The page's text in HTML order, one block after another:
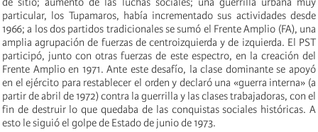
particular, los Tupamaros, había incrementado sus actividades desde
1966; a los dos partidos tradicionales se sumó el Frente Amplio (FA), una
amplia agrupación de fuerzas de centroizquierda y de izquierda. El PST
participó, junto con otras fuerzas de este espectro, en la creación del
Frente Amplio en 1971. Ante este desafío, la clase dominante se apoyó
en el ejército para restablecer el orden y declaró una «guerra interna» (a
partir de abril de 1972) contra la guerrilla y las clases trabajadoras, con el
fin de destruir lo que quedaba de las conquistas sociales históricas. A
esto le siguió el golpe de Estado de junio de 1973.